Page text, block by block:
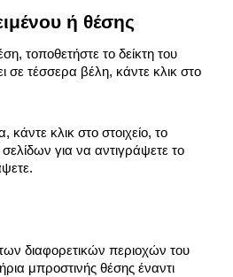
ή θέσης
τοποθετήστε το δείκτη του
σε τέσσερα βέλη, κάντε κλικ στο
κάντε κλικ στο στοιχείο, το
σελίδων για να αντιγράψετε το
διαφορετικών περιοχών του
μπροστινής θέσης έναντι